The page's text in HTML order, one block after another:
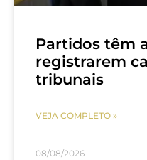
Partidos têm
registrarem
tribunais
VEJA COMPLETO »
08/08/2026